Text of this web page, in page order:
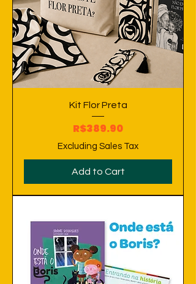
Kit Flor Preta
Price
R$389.90
Excluding Sales Tax
Add to Cart